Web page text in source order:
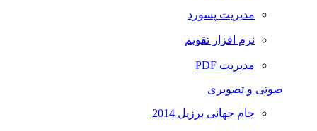
مدیریت پسورد
نرم افزار تقویم
مدیریت PDF
صوتی و تصویری
جام جهانی برزیل 2014